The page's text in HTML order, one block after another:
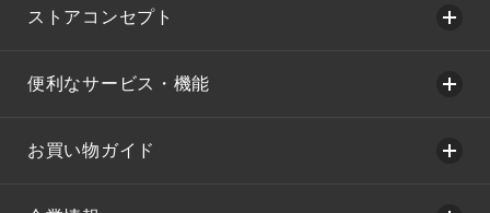
ストアコンセプト
便利なサービス・機能
お買い物ガイド